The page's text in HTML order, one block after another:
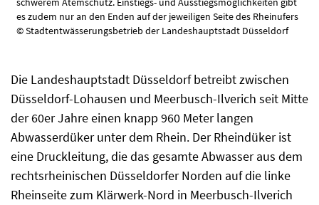
schwerem Atemschutz. Einstiegs- und Ausstiegsmöglichkeiten gibt
es zudem nur an den Enden auf der jeweiligen Seite des Rheinufers
© Stadtentwässerungsbetrieb der Landeshauptstadt Düsseldorf
Die Landeshauptstadt Düsseldorf betreibt zwischen
Düsseldorf-Lohausen und Meerbusch-Ilverich seit Mitte
der 60er Jahre einen knapp 960 Meter langen
Abwasserdüker unter dem Rhein. Der Rheindüker ist
eine Druckleitung, die das gesamte Abwasser aus dem
rechtsrheinischen Düsseldorfer Norden auf die linke
Rheinseite zum Klärwerk-Nord in Meerbusch-Ilverich